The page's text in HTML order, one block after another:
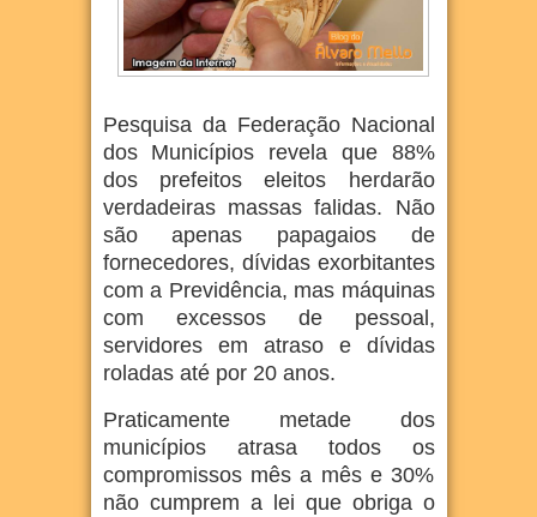
Pesquisa da Federação Nacional
dos Municípios revela que 88%
dos prefeitos eleitos herdarão
verdadeiras massas falidas. Não
são apenas papagaios de
fornecedores, dívidas exorbitantes
com a Previdência, mas máquinas
com excessos de pessoal,
servidores em atraso e dívidas
roladas até por 20 anos.
Praticamente metade dos
municípios atrasa todos os
compromissos mês a mês e 30%
não cumprem a lei que obriga o